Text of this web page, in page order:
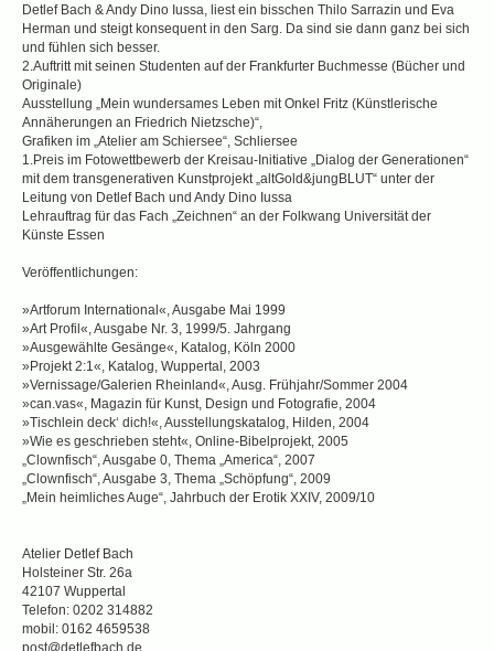
Detlef Bach & Andy Dino Iussa, liest ein bisschen Thilo Sarrazin und Eva
Herman und steigt konsequent in den Sarg. Da sind sie dann ganz bei sich
und fühlen sich besser.
2.Auftritt mit seinen Studenten auf der Frankfurter Buchmesse (Bücher und
Originale)
Ausstellung „Mein wundersames Leben mit Onkel Fritz (Künstlerische
Annäherungen an Friedrich Nietzsche)“,
Grafiken im „Atelier am Schiersee“, Schliersee
1.Preis im Fotowettbewerb der Kreisau-Initiative „Dialog der Generationen“
mit dem transgenerativen Kunstprojekt „altGold&jungBLUT“ unter der
Leitung von Detlef Bach und Andy Dino Iussa
Lehrauftrag für das Fach „Zeichnen“ an der Folkwang Universität der
Künste Essen
Veröffentlichungen:
»Artforum International«, Ausgabe Mai 1999
»Art Profil«, Ausgabe Nr. 3, 1999/5. Jahrgang
»Ausgewählte Gesänge«, Katalog, Köln 2000
»Projekt 2:1«, Katalog, Wuppertal, 2003
»Vernissage/Galerien Rheinland«, Ausg. Frühjahr/Sommer 2004
»can.vas«, Magazin für Kunst, Design und Fotografie, 2004
»Tischlein deck‘ dich!«, Ausstellungskatalog, Hilden, 2004
»Wie es geschrieben steht«, Online-Bibelprojekt, 2005
„Clownfisch“, Ausgabe 0, Thema „America“, 2007
„Clownfisch“, Ausgabe 3, Thema „Schöpfung“, 2009
„Mein heimliches Auge“, Jahrbuch der Erotik XXIV, 2009/10
Atelier Detlef Bach
Holsteiner Str. 26a
42107 Wuppertal
Telefon: 0202 314882
mobil: 0162 4659538
post@detlefbach.de